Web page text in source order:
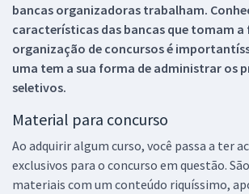
bancas organizadoras trabalham.
características das bancas que tomam a
organização de concursos é
uma tem a sua forma de administrar os
seletivos.
Material para concurso
Ao adquirir algum curso, você passa a ter
exclusivos para o concurso em questão.
materiais com um conteúdo riquíssimo,